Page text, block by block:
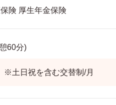
険 厚生年金保険
60分)
土日祝を含む交替制/月